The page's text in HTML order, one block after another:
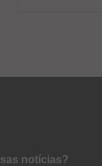
notícias?